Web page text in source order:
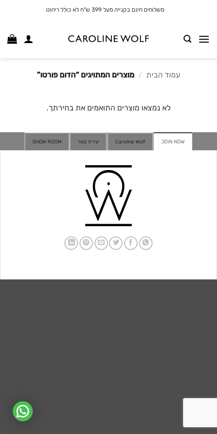
משלוחים חינם בקנייה מעל 399 ש"ח לא כולל ריהוט
עמוד הבית / מוצרים המתויגים “הדום פורטו”
לא נמצאו מוצרים התואמים את בחירתך.
JOIN NOW
Caroline Wolf יצירת קשר SHOW ROOM